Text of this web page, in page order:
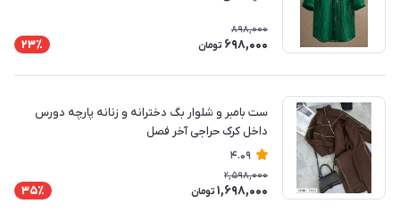
898,000
698,000 تومان 23٪
ست بامبر و شلوار بگ دخترانه و زنانه پارچه دورس
داخل کرک حراجی آخر فصل
4.09
2,598,000
1,698,000 تومان 35٪